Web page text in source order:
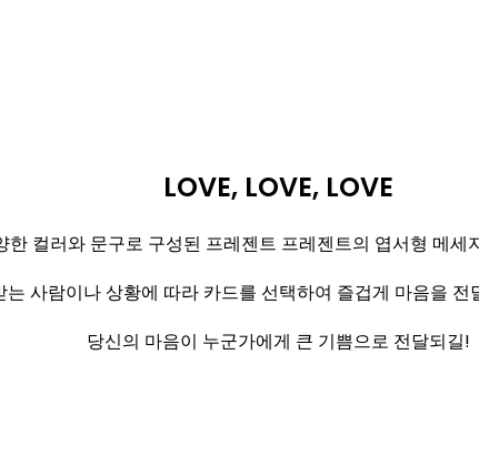
LOVE, LOVE, LOVE
한 컬러와 문구로 구성된 프레젠트 프레젠트의 엽서형 메세
는 사람이나 상황에 따라 카드를 선택하여 즐겁게 마음을 전
당신의 마음이 누군가에게 큰 기쁨으로 전달되길!